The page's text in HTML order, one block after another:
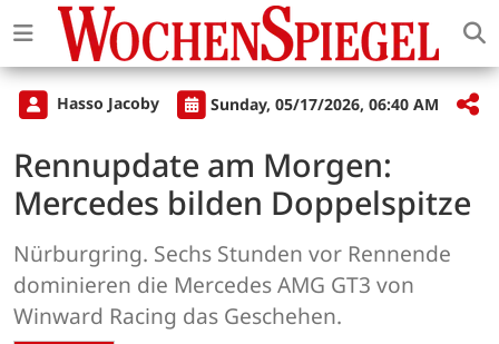
Hasso Jacoby Sunday, 05/17/2026, 06:40 AM
Rennupdate am Morgen:
Mercedes bilden Doppelspitze
Nürburgring. Sechs Stunden vor Rennende
dominieren die Mercedes AMG GT3 von
Winward Racing das Geschehen.